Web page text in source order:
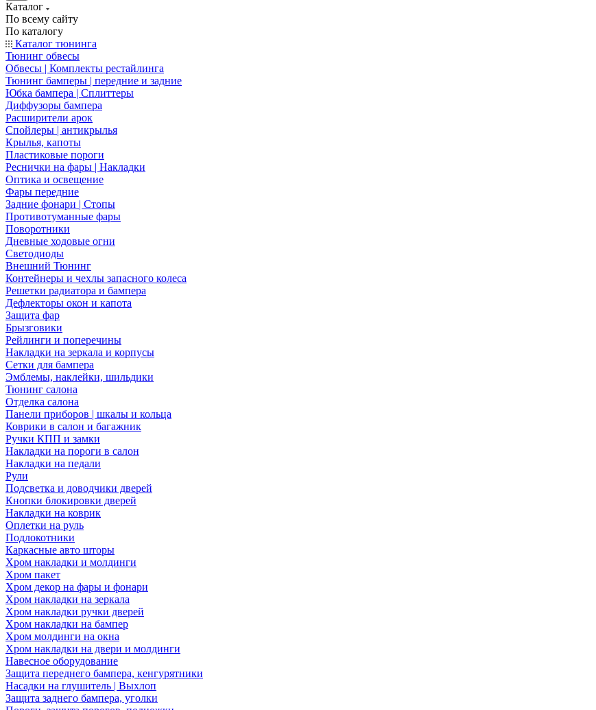
Каталог
По всему сайту
По каталогу
Каталог тюнинга
Тюнинг обвесы
Обвесы | Комплекты рестайлинга
Тюнинг бамперы | передние и задние
Юбка бампера | Сплиттеры
Диффузоры бампера
Расширители арок
Спойлеры | антикрылья
Крылья, капоты
Пластиковые пороги
Реснички на фары | Накладки
Оптика и освещение
Фары передние
Задние фонари | Стопы
Противотуманные фары
Поворотники
Дневные ходовые огни
Светодиоды
Внешний Тюнинг
Контейнеры и чехлы запасного колеса
Решетки радиатора и бампера
Дефлекторы окон и капота
Защита фар
Брызговики
Рейлинги и поперечины
Накладки на зеркала и корпусы
Сетки для бампера
Эмблемы, наклейки, шильдики
Тюнинг салона
Отделка салона
Панели приборов | шкалы и кольца
Коврики в салон и багажник
Ручки КПП и замки
Накладки на пороги в салон
Накладки на педали
Рули
Подсветка и доводчики дверей
Кнопки блокировки дверей
Накладки на коврик
Оплетки на руль
Подлокотники
Каркасные авто шторы
Хром накладки и молдинги
Хром пакет
Хром декор на фары и фонари
Хром накладки на зеркала
Хром накладки ручки дверей
Хром накладки на бампер
Хром молдинги на окна
Хром накладки на двери и молдинги
Навесное оборудование
Защита переднего бампера, кенгурятники
Насадки на глушитель | Выхлоп
Защита заднего бампера, уголки